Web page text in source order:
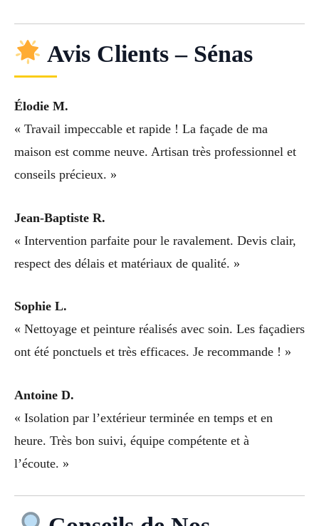
Avis Clients – Sénas
Élodie M.
« Travail impeccable et rapide ! La façade de ma
maison est comme neuve. Artisan très professionnel et
conseils précieux. »
Jean-Baptiste R.
« Intervention parfaite pour le ravalement. Devis clair,
respect des délais et matériaux de qualité. »
Sophie L.
« Nettoyage et peinture réalisés avec soin. Les façadiers
ont été ponctuels et très efficaces. Je recommande ! »
Antoine D.
« Isolation par l’extérieur terminée en temps et en
heure. Très bon suivi, équipe compétente et à
l’écoute. »